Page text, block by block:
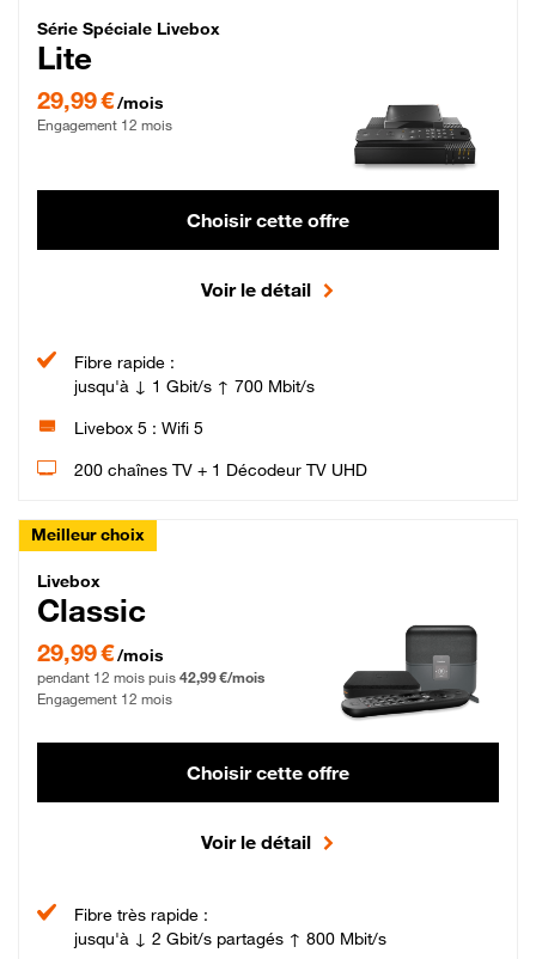
Série Spéciale Livebox Lite Fibre
Série Spéciale Livebox
Lite
29,99 €/mois
Engagement 12 mois
Choisir cette offre
Voir le détail
Fibre rapide :
jusqu'à ↓ 1 Gbit/s ↑ 700 Mbit/s
Livebox 5 : Wifi 5
200 chaînes TV + 1 Décodeur TV UHD
Meilleur choix
Livebox Classic Fibre
Livebox
Classic
29,99 € par mois pendant 12 mois puis 42,99 € par mois, Engagement 12 mois
29,99 €/mois
pendant 12 mois puis 42,99 €/mois
Engagement 12 mois
Choisir cette offre
Voir le détail
Fibre très rapide :
jusqu'à ↓ 2 Gbit/s partagés ↑ 800 Mbit/s